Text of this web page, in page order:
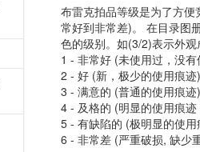
布雷克拍品等级是为了方
常好到非常差)。 在目录图
色的级别。如(3/2)表示外
1 - 非常好 (未使用过，没
2 - 好 (新，极少的使用痕迹)
3 - 满意的 (普通的使用痕迹)
4 - 及格的 (明显的使用痕
5 - 有缺陷的 (极明显的使
6 - 非常差 (严重破损, 缺少